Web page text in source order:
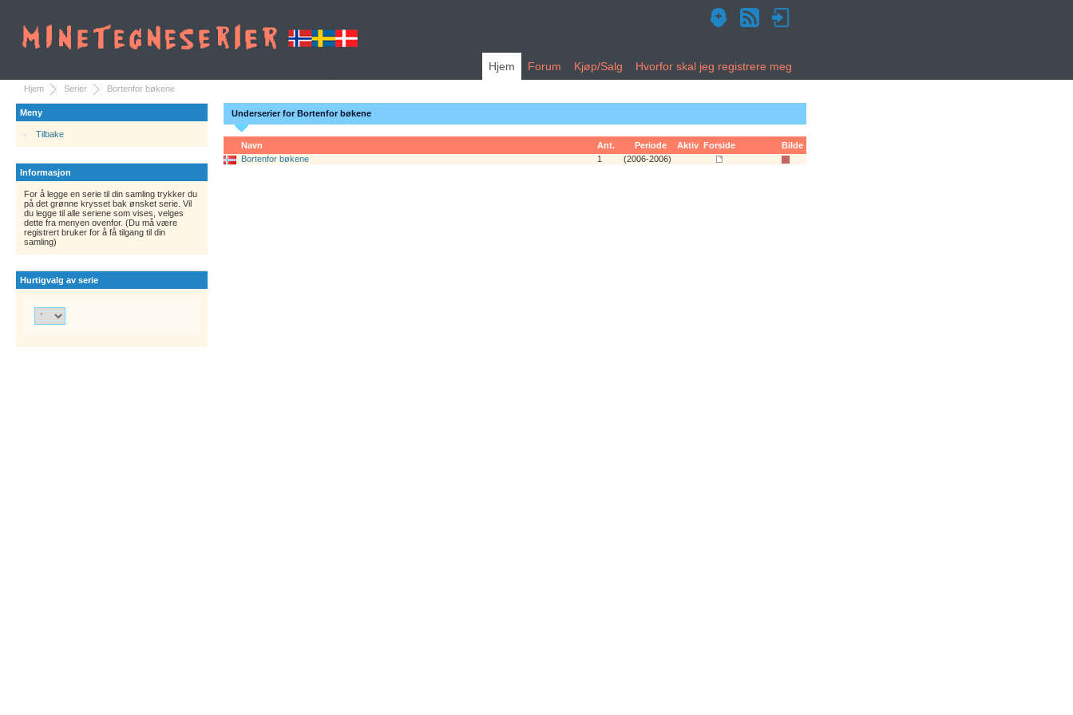
Hjem Forum Kjøp/Salg Hvorfor skal jeg registrere meg
Hjem Serier Bortenfor bøkene
Meny
Tilbake
Informasjon
For å legge en serie til din samling trykker du
på det grønne krysset bak ønsket serie. Vil
du legge til alle seriene som vises, velges
dette fra menyen ovenfor. (Du må være
registrert bruker for å få tilgang til din
samling)
Hurtigvalg av serie
Underserier for Bortenfor bøkene
Navn Ant. Periode Aktiv Forside
Bilde
Bortenfor bøkene
1 (2006-2006)